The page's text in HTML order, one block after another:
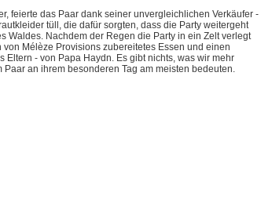
feierte das Paar dank seiner unvergleichlichen Verkäufer -
tüll, die dafür sorgten, dass die Party weitergeht
Waldes. Nachdem der Regen die Party in ein Zelt verlegt
Mélèze Provisions zubereitetes Essen und einen
- von Papa Haydn. Es gibt nichts, was wir mehr
an ihrem besonderen Tag am meisten bedeuten.